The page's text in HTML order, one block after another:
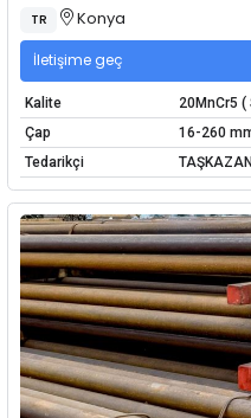
TR Konya
İletişime geç
Kalite
20MnCr5 (
Çap
16-260
Tedarikçi
TAŞKAZAN